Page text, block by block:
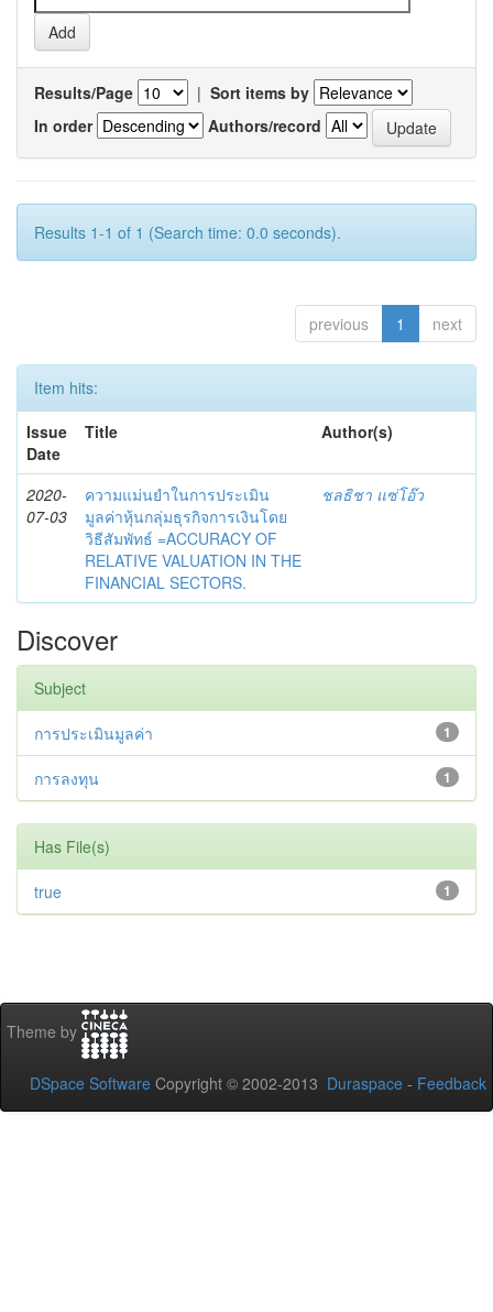
Results/Page | Sort items by
In order
Authors/record
Results 1-1 of 1 (Search time: 0.0 seconds).
previous 1 next
Item hits:
Issue
Date
Title Author(s)
2020-
07-03
ความแม่นยำในการประเมิน
มูลค่าหุ้นกลุ่มธุรกิจการเงินโดย
วิธีสัมพัทธ์ =ACCURACY OF
RELATIVE VALUATION IN THE
FINANCIAL SECTORS.
ชลธิชา แซ่โอ๊ว
Discover
Subject
1
การประเมินมูลค่า
1
การลงทุน
Has File(s)
1
true
Theme by
DSpace Software Copyright © 2002-2013 Duraspace - Feedback